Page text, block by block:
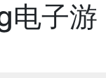
电子游